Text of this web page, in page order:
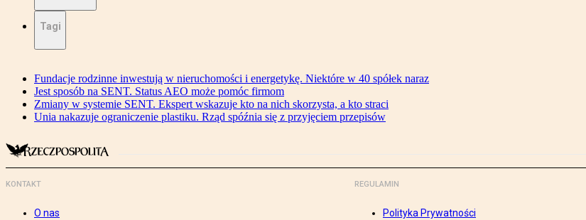
Tagi
Fundacje rodzinne inwestują w nieruchomości i energetykę. Niektóre w 40 spółek naraz
Jest sposób na SENT. Status AEO może pomóc firmom
Zmiany w systemie SENT. Ekspert wskazuje kto na nich skorzysta, a kto straci
Unia nakazuje ograniczenie plastiku. Rząd spóźnia się z przyjęciem przepisów
KONTAKT
O nas
REGULAMIN
Polityka Prywatności